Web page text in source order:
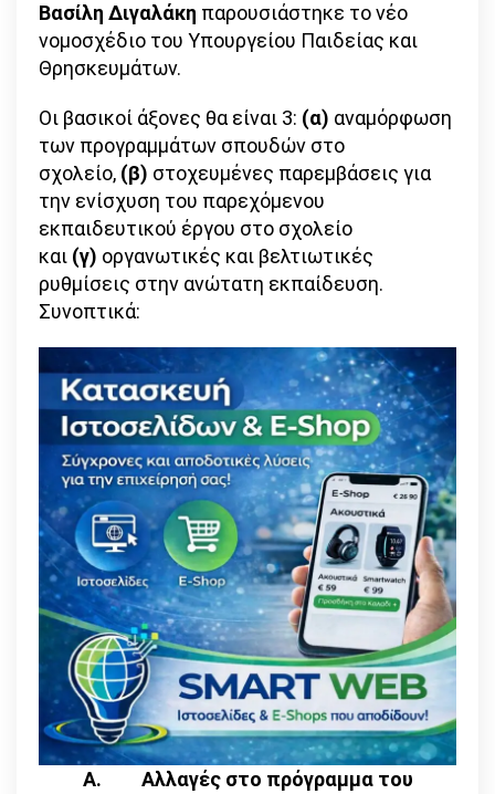
Βασίλη Διγαλάκη παρουσιάστηκε το νέο
νομοσχέδιο του Υπουργείου Παιδείας και
Θρησκευμάτων.
Οι βασικοί άξονες θα είναι 3: (α) αναμόρφωση
των προγραμμάτων σπουδών στο
σχολείο, (β) στοχευμένες παρεμβάσεις για
την ενίσχυση του παρεχόμενου
εκπαιδευτικού έργου στο σχολείο
και (γ) οργανωτικές και βελτιωτικές
ρυθμίσεις στην ανώτατη εκπαίδευση.
Συνοπτικά:
Α. Αλλαγές στο πρόγραμμα του